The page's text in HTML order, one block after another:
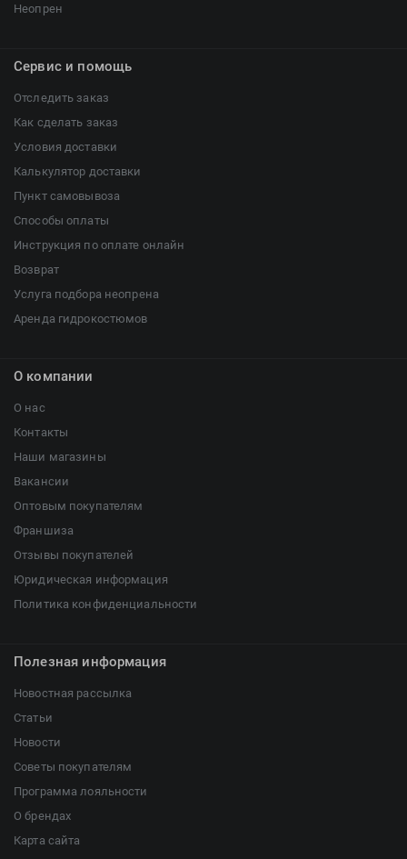
Неопрен
Сервис и помощь
Отследить заказ
Как сделать заказ
Условия доставки
Калькулятор доставки
Пункт самовывоза
Способы оплаты
Инструкция по оплате онлайн
Возврат
Услуга подбора неопрена
Аренда гидрокостюмов
О компании
О нас
Контакты
Наши магазины
Вакансии
Оптовым покупателям
Франшиза
Отзывы покупателей
Юридическая информация
Политика конфиденциальности
Полезная информация
Новостная рассылка
Статьи
Новости
Советы покупателям
Программа лояльности
О брендах
Карта сайта